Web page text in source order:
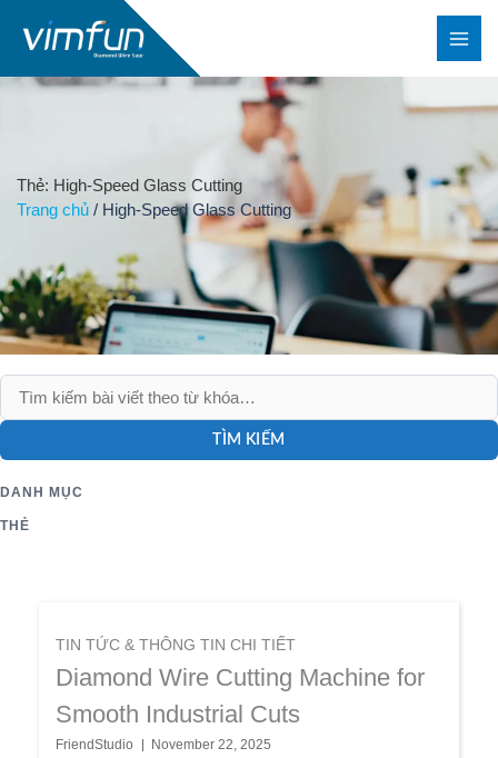
nội
Thẻ: High-Speed Glass Cutting
Trang chủ / High-Speed Glass Cutting
TÌM KIẾM
DANH MỤC
THẺ
TIN TỨC & THÔNG TIN CHI TIẾT
Diamond Wire Cutting Machine for
Smooth Industrial Cuts
FriendStudio November 22, 2025